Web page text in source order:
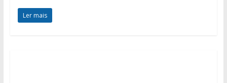
Ler mais